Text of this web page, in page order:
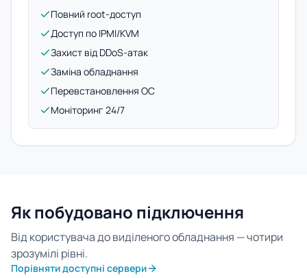
Повний root-доступ
Доступ по IPMI/KVM
Захист від DDoS-атак
Заміна обладнання
Перевстановлення ОС
Моніторинг 24/7
Як побудовано підключення
Від користувача до виділеного обладнання — чотири
зрозумілі рівні.
Порівняти доступні сервери